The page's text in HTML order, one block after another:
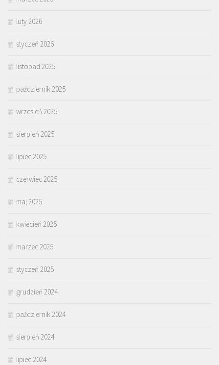
luty 2026
styczeń 2026
listopad 2025
październik 2025
wrzesień 2025
sierpień 2025
lipiec 2025
czerwiec 2025
maj 2025
kwiecień 2025
marzec 2025
styczeń 2025
grudzień 2024
październik 2024
sierpień 2024
lipiec 2024